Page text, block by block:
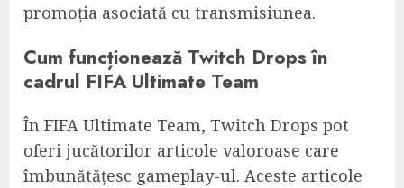
promoția asociată cu transmisiunea.
Cum funcționează Twitch Drops în
cadrul FIFA Ultimate Team
În FIFA Ultimate Team, Twitch Drops pot
oferi jucătorilor articole valoroase care
îmbunătățesc gameplay-ul. Aceste articole